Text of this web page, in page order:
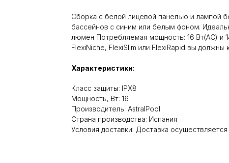
Сборка с белой лицевой панелью и лампой
бассейнов с синим или белым фоном.
люмен Потребляемая мощность: 16 Вт(AC) и
FlexiNiche, FlexiSlim или FlexiRapid вы
Характеристики:
Класс защиты: IPX8
Мощность, Вт: 16
Производитель: AstralPool
Cтрана производства: Испания
Условия доставки: Доставка